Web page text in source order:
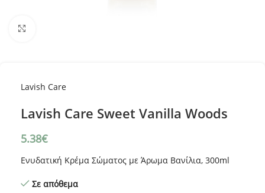
Lavish Care
Lavish Care Sweet Vanilla Woods
5.38€
Ενυδατική Κρέμα Σώματος με Άρωμα Βανίλια, 300ml
Σε απόθεμα